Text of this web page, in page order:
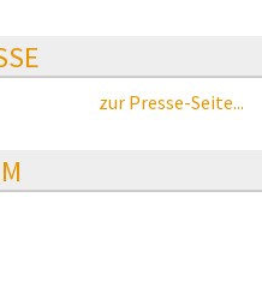
zur Presse-Seite...